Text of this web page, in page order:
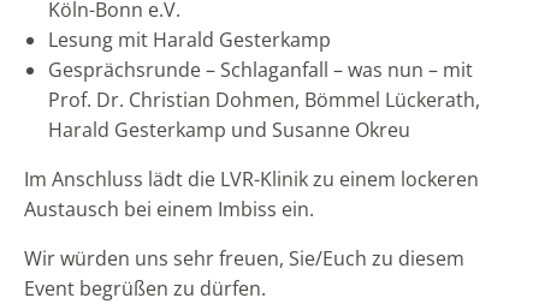
Köln-Bonn e.V.
Lesung mit Harald Gesterkamp
Gesprächsrunde – Schlaganfall – was nun – mit
Prof. Dr. Christian Dohmen, Bömmel Lückerath,
Harald Gesterkamp und Susanne Okreu
Im Anschluss lädt die LVR-Klinik zu einem lockeren
Austausch bei einem Imbiss ein.
Wir würden uns sehr freuen, Sie/Euch zu diesem
Event begrüßen zu dürfen.